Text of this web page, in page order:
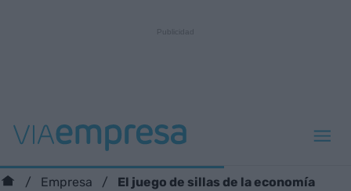
Empresa
El juego de sillas de la economía